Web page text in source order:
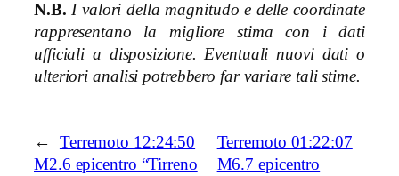
N.B. I valori della magnitudo e delle coordinate
rappresentano la migliore stima con i dati
ufficiali a disposizione. Eventuali nuovi dati o
ulteriori analisi potrebbero far variare tali stime.
←
Terremoto 12:24:50
M2.6 epicentro “Tirreno
Terremoto 01:22:07
M6.7 epicentro